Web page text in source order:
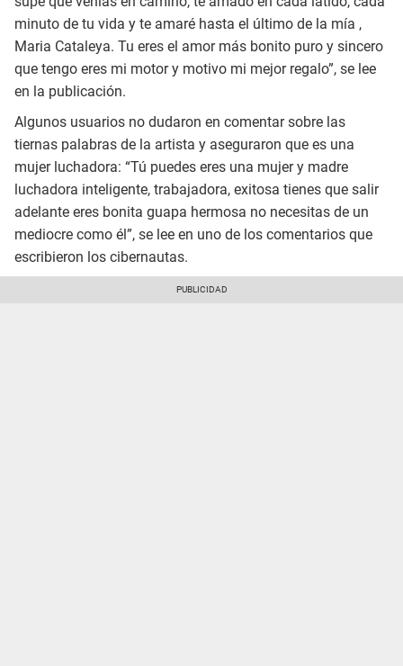
minuto de tu vida y te amaré hasta el último de la mía ,
Maria Cataleya. Tu eres el amor más bonito puro y sincero
que tengo eres mi motor y motivo mi mejor regalo”, se lee
en la publicación.
Algunos usuarios no dudaron en comentar sobre las
tiernas palabras de la artista y aseguraron que es una
mujer luchadora: “Tú puedes eres una mujer y madre
luchadora inteligente, trabajadora, exitosa tienes que salir
adelante eres bonita guapa hermosa no necesitas de un
mediocre como él”, se lee en uno de los comentarios que
escribieron los cibernautas.